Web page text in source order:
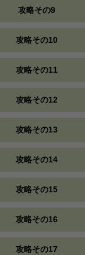
攻略その9
攻略その10
攻略その11
攻略その12
攻略その13
攻略その14
攻略その15
攻略その16
攻略その17